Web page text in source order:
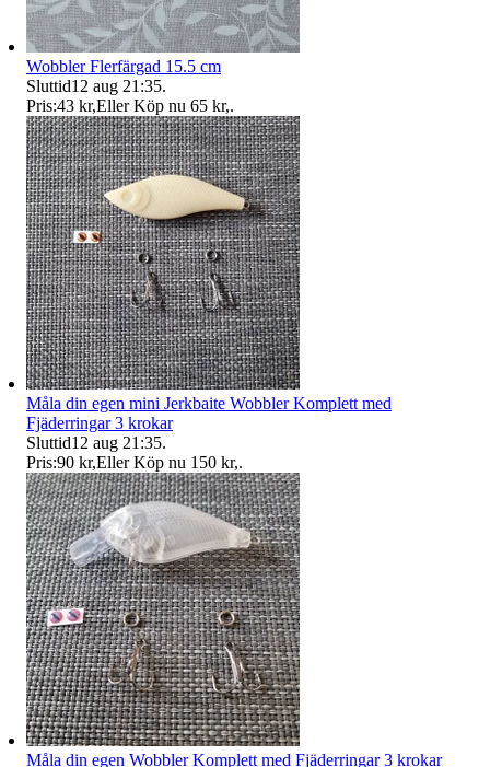
Wobbler Flerfärgad 15.5 cm
Sluttid12 aug 21:35.
Pris:43 kr,Eller Köp nu 65 kr,.
Måla din egen mini Jerkbaite Wobbler Komplett med
Fjäderringar 3 krokar
Sluttid12 aug 21:35.
Pris:90 kr,Eller Köp nu 150 kr,.
Måla din egen Wobbler Komplett med Fjäderringar 3 krokar